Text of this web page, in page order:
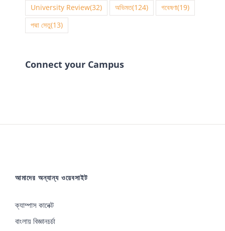
University Review(32) অভিমত(124) গবেষণা(19)
পদ্মা সেতু(13)
Connect your Campus
আমাদের অন্যান্য ওয়েবসাইট
ক্যাম্পাস কানেক্ট
বাংলায় বিজ্ঞানচর্চা